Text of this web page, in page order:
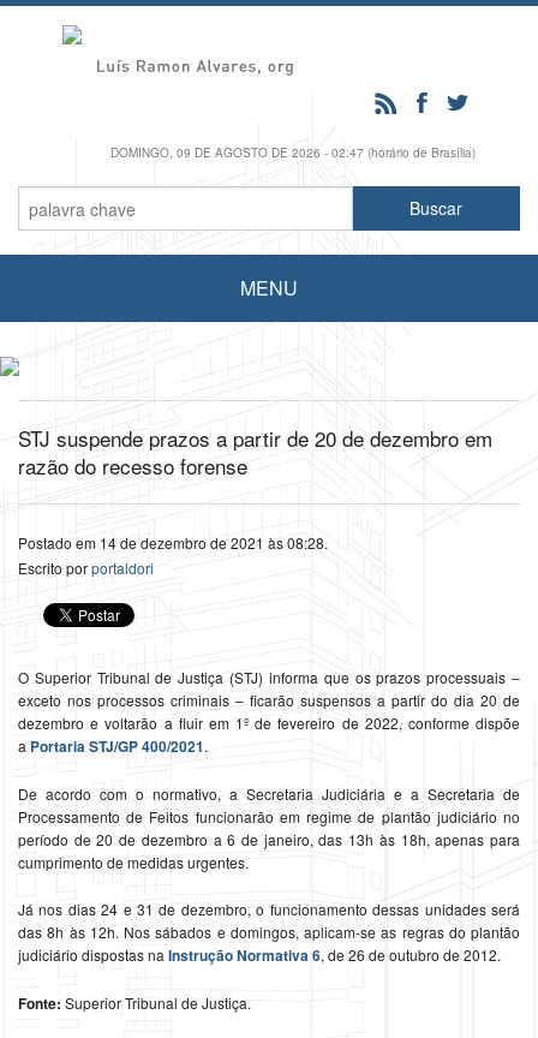
DOMINGO, 09 DE AGOSTO DE 2026 - 02:47 (horário de Brasília)
MENU
STJ suspende prazos a partir de 20 de dezembro em
razão do recesso forense
Postado em 14 de dezembro de 2021 às 08:28.
Escrito porportaldori
​O Superior Tribunal de Justiça (STJ) informa que os prazos processuais –
exceto nos processos criminais – ficarão suspensos a partir do dia 20 de
dezembro e voltarão a fluir em 1º de fevereiro de 2022, conforme dispõe
a Portaria STJ/GP 400/2021.
De acordo com o normativo, a Secretaria Judiciária e a Secretaria de
Processamento de Feitos funcionarão em regime de plantão judiciário no
período de 20 de dezembro a 6 de janeiro, das 13h às 18h, apenas para
cumprimento de medidas urgentes.
Já nos dias 24 e 31 de dezembro, o funcionamento dessas unidades será
das 8h às 12h. Nos sábados e domingos, aplicam-se as regras do plantão
judiciário dispostas na Instrução Normativa 6, de 26 de outubro de 2012.
Fonte: Superior Tribunal de Justiça.